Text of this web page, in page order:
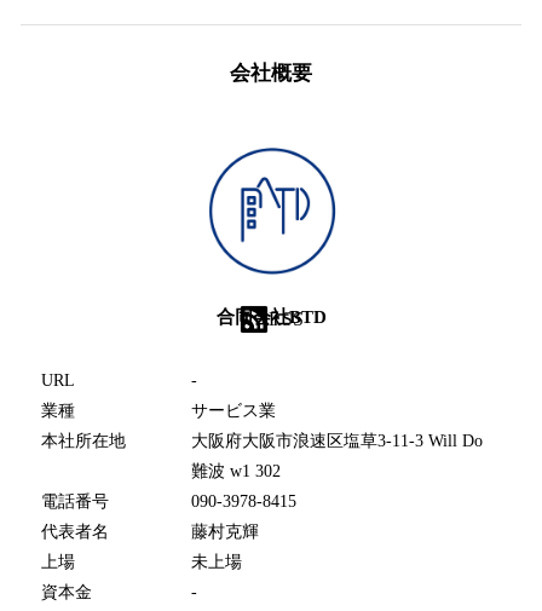
会社概要
合同会社BTD
RSS
URL
-
業種
サービス業
本社所在地
大阪府大阪市浪速区塩草3-11-3 Will Do
難波 w1 302
電話番号
090-3978-8415
代表者名
藤村克輝
上場
未上場
資本金
-